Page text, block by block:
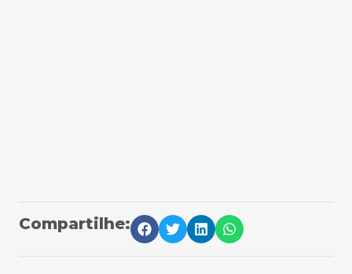
Compartilhe: